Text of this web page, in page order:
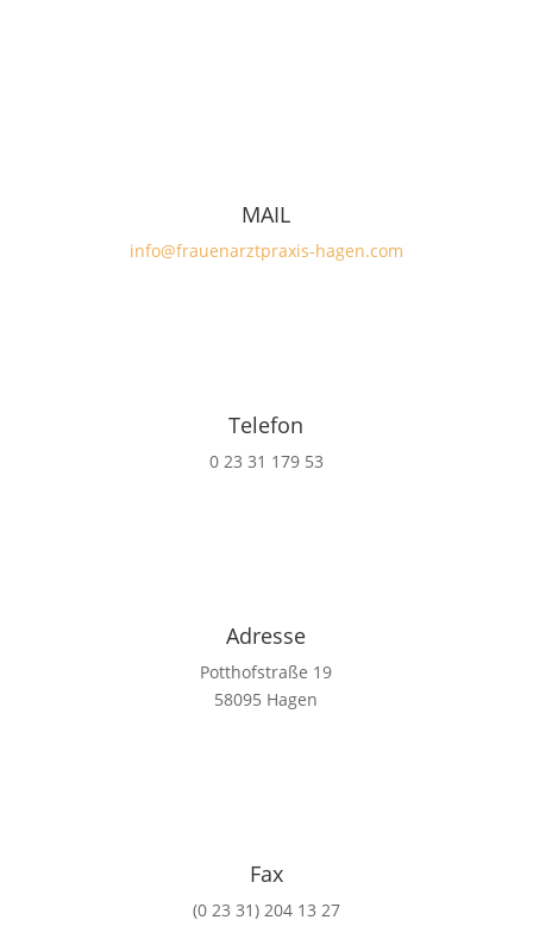
MAIL
info@frauenarztpraxis-hagen.com
Telefon
0 23 31 179 53
Adresse
Potthofstraße 19
58095 Hagen
Fax
(0 23 31) 204 13 27